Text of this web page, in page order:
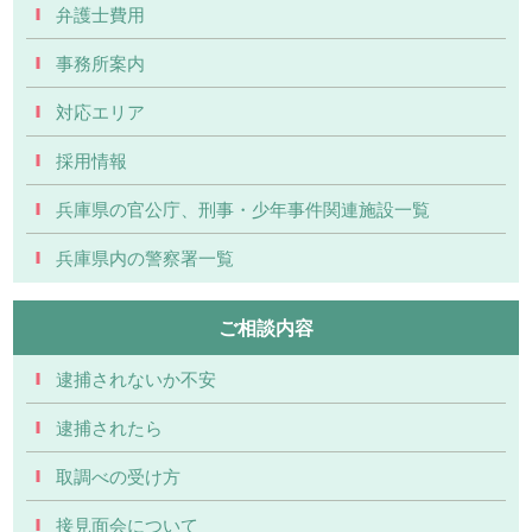
弁護士費用
事務所案内
対応エリア
採用情報
兵庫県の官公庁、刑事・少年事件関連施設一覧
兵庫県内の警察署一覧
ご相談内容
逮捕されないか不安
逮捕されたら
取調べの受け方
接見面会について